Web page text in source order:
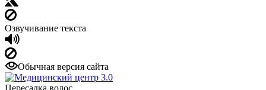
Озвучивание текста
Обычная версия сайта
Пересадка волос